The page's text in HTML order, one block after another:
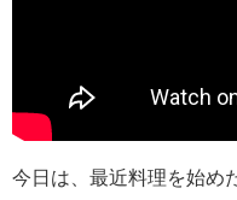
今日は、最近料理を始め